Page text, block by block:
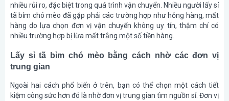
nhiều rủi ro, đặc biệt trong quá trình vận chuyển. Nhiều người lấy sỉ
tã bỉm chó mèo đã gặp phải các trường hợp như hỏng hàng, mất
hàng do lựa chọn đơn vị vận chuyển không uy tín, thậm chí có
nhiều trường hợp bị lừa mất trắng một số tiền hàng.
Lấy sỉ tã bỉm chó mèo bằng cách nhờ các đơn vị
trung gian
Ngoài hai cách phổ biến ở trên, bạn có thể chọn một cách tiết
kiệm công sức hơn đó là nhờ đơn vị trung gian tìm nguồn sỉ. Đơn vị